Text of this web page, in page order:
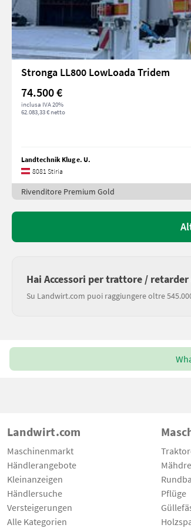
Stronga LL800 LowLoada Tridem
74.500 €
inclusa IVA 20%
62.083,33 € netto
Landtechnik Klug e. U.
8081 Stiria
Rivenditore Premium Gold
Hai Accessori per trattore /
Su Landwirt.com puoi raggiungere oltre
Landwirt.com
Maschinenmarkt
Händlerangebote
Kleinanzeigen
Händlersuche
Versteigerungen
Alle Kategorien
Pflüge